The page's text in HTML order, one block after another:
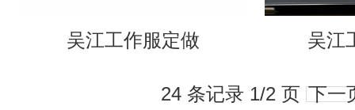
吴江工作服定做 吴江
24 条记录 1/2 页 下一